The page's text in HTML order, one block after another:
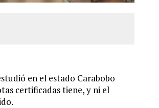
en el estado Carabobo
certificadas tiene, y ni el